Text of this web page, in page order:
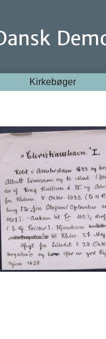
Kirkebøger